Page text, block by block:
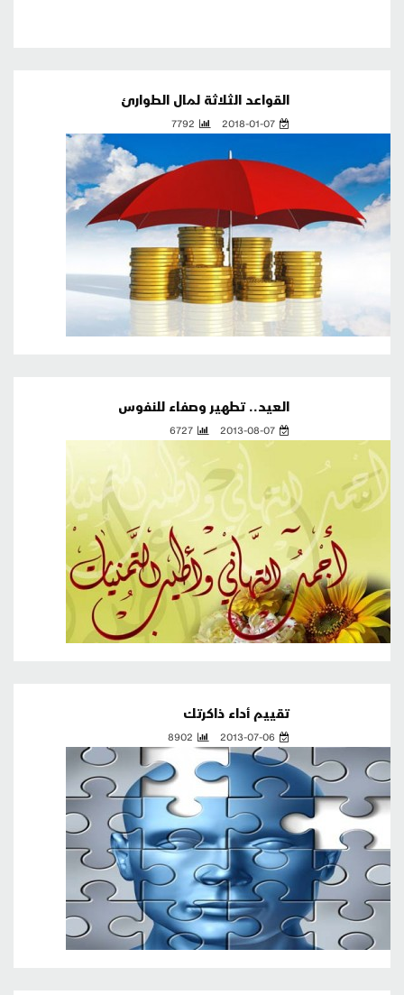
القواعد الثلاثة لمال الطوارئ
2018-01-07
7792
العيد.. تطهير وصفاء للنفوس
2013-08-07
6727
تقييم أداء ذاكرتك
2013-07-06
8902